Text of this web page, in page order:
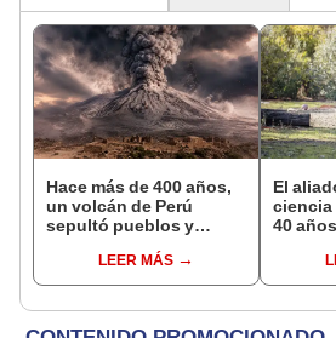
Hace más de 400 años,
un volcán de Perú
sepultó pueblos y
veranos más fríos de la
historia: sigue bajo
LEER MÁS
El
ciencia
40
asno